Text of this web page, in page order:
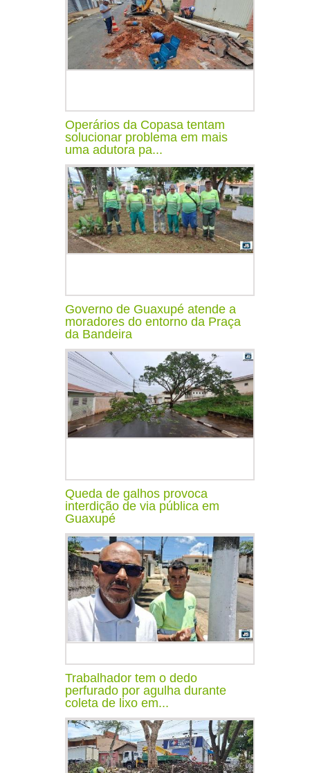
Operários da Copasa tentam
solucionar problema em mais
uma adutora pa...
Governo de Guaxupé atende a
moradores do entorno da Praça
da Bandeira
Queda de galhos provoca
interdição de via pública em
Guaxupé
Trabalhador tem o dedo
perfurado por agulha durante
coleta de lixo em...